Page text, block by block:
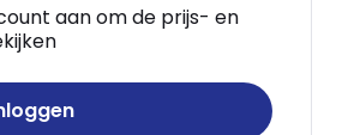
aan om de prijs- en